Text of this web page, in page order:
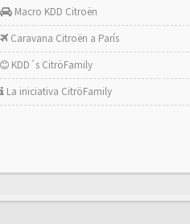
Macro KDD Citroën
Caravana Citroën a París
KDD´s CitröFamily
La iniciativa CitröFamily